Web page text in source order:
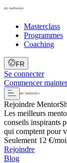
Masterclass
Programmes
Coaching
FR
Se connecter
Commencer
Rejoindre
Les meilleurs
conseils inspirants
qui comptent pour
Seulement 12 €/
Rejoindre
Blog